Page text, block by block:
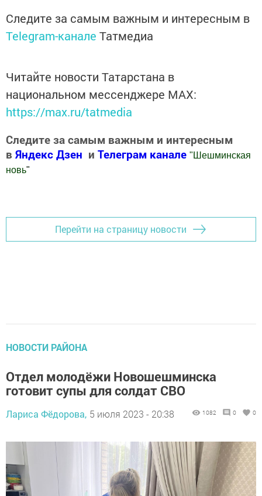
Следите за самым важным и интересным в
Telegram-канале Татмедиа
Читайте новости Татарстана в
национальном мессенджере MАХ:
https://max.ru/tatmedia
Следите за самым важным и интересным
в Яндекс Дзен и Телеграм канале " Шешминская
новь"
Перейти на страницу новости
НОВОСТИ РАЙОНА
Отдел молодёжи Новошешминска
готовит супы для солдат СВО
Лариса Фёдорова, 5 июля 2023 - 20:38 1082 0 0